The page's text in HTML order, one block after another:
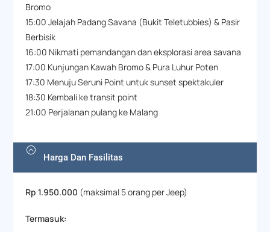
Bromo
15:00 Jelajah Padang Savana (Bukit Teletubbies) & Pasir
Berbisik
16:00 Nikmati pemandangan dan eksplorasi area savana
17:00 Kunjungan Kawah Bromo & Pura Luhur Poten
17:30 Menuju Seruni Point untuk sunset spektakuler
18:30 Kembali ke transit point
21:00 Perjalanan pulang ke Malang
Harga Dan Fasilitas
Rp 1.950.000 (maksimal 5 orang per Jeep)
Termasuk: